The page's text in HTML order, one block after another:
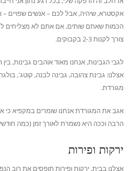
אקסטרא, שיהיה, אבל לכם – אנשים שפויים –
הכמות שאתם שותים, אם אתם לא מצליחים
צורך לקנות 2-3 בקבוקים.
לגבי הגבינות, אנחנו מאוד אוהבים גבינות,
אצלנו: גבינת צהובה, גבינה לבנה, קוטג',
מגורדת.
אגב את המגורדת אנחנו שומרים במקפיא כי
הרבה וככה היא נשמרת לאורך זמן (כמה
ירקות ופירות
אצלנו בבית, ירקות ופירות תופסים את רוב